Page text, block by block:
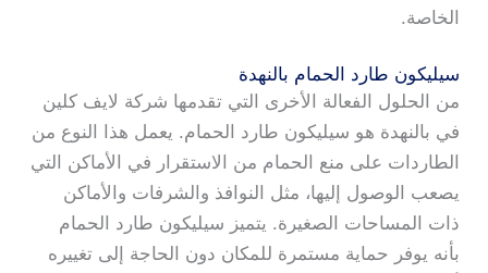
الخاصة.
سيليكون طارد الحمام بالنهدة
من الحلول الفعالة الأخرى التي تقدمها شركة لايف كلين
في بالنهدة هو سيليكون طارد الحمام. يعمل هذا النوع من
الطاردات على منع الحمام من الاستقرار في الأماكن التي
يصعب الوصول إليها، مثل النوافذ والشرفات والأماكن
ذات المساحات الصغيرة. يتميز سيليكون طارد الحمام
بأنه يوفر حماية مستمرة للمكان دون الحاجة إلى تغييره